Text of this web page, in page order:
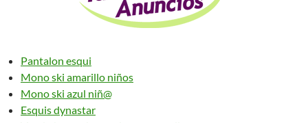
Pantalon esqui
Mono ski amarillo niños
Mono ski azul niñ@
Esquis dynastar